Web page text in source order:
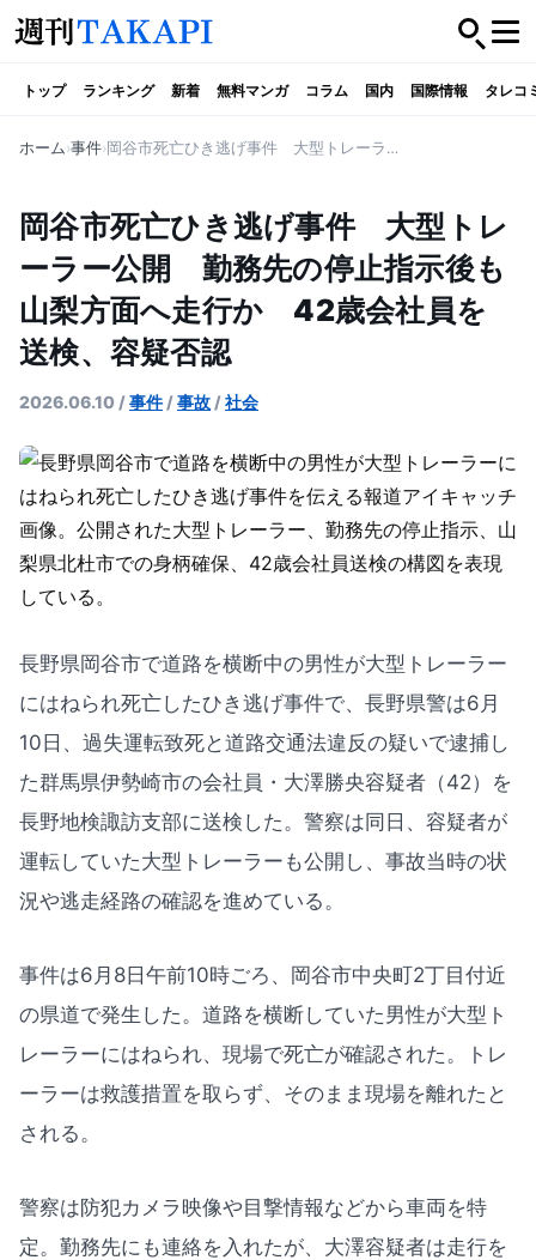
トップ ランキング 新着 無料マンガ コラム 国内 国際情報 タレコ
ホーム 事件 岡谷市死亡ひき逃げ事件 大型トレーラー公開 勤務先の停止指示後も山梨方面へ走行か 42歳会社員を送検、容疑否認
岡谷市死亡ひき逃げ事件 大型トレ
ーラー公開 勤務先の停止指示後も
山梨方面へ走行か 42歳会社員を
送検、容疑否認
2026.06.10 /事件/事故 /社会
長野県岡谷市で道路を横断中の男性が大型トレーラー
にはねられ死亡したひき逃げ事件で、長野県警は6月
10日、過失運転致死と道路交通法違反の疑いで逮捕し
た群馬県伊勢崎市の会社員・大澤勝央容疑者（42）を
長野地検諏訪支部に送検した。警察は同日、容疑者が
運転していた大型トレーラーも公開し、事故当時の状
況や逃走経路の確認を進めている。
事件は6月8日午前10時ごろ、岡谷市中央町2丁目付近
の県道で発生した。道路を横断していた男性が大型ト
レーラーにはねられ、現場で死亡が確認された。トレ
ーラーは救護措置を取らず、そのまま現場を離れたと
される。
警察は防犯カメラ映像や目撃情報などから車両を特
定。勤務先にも連絡を入れたが、大澤容疑者は走行を